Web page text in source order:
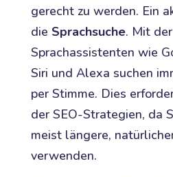
gerecht zu werden. Ein
die Sprachsuche. Mit
Sprachassistenten wie
Siri und Alexa suchen
per Stimme. Dies
der SEO-Strategien, da
meist längere,
verwenden.